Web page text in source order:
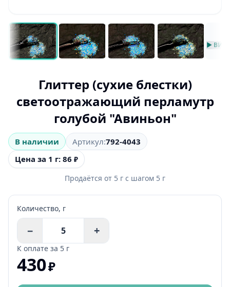
▶
Глиттер (сухие блестки)
светоотражающий перламутр
голубой "Авиньон"
В наличии Артикул:792-4043
Цена за 1 г: 86 ₽
Продаётся от 5 г с шагом 5 г
Количество, г
− +
К оплате за 5 г
430₽